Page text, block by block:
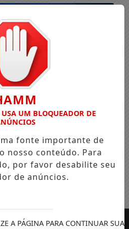
USA UM BLOQUEADOR DE
fonte importante de
nosso conteúdo. Para
por favor desabilite seu
de anúncios.
A PÁGINA PARA CONTINUAR SUA